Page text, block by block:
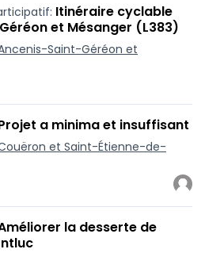
Itinéraire cyclable
et Mésanger (L383)
Saint-Géréon et
a minima et insuffisant
et Saint-Étienne-de-
la desserte de